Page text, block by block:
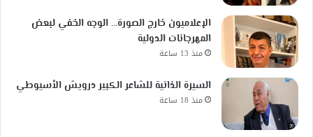
الإعلاميون خارج الصورة… الوجه الخفي لبعض
المهرجانات الدولية
منذ 13 ساعة
السيرة الذاتية للشاعر الكبير درويش الأسيوطي
منذ 18 ساعة